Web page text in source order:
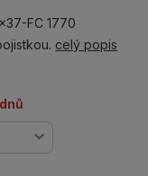
FC 1770
celý popis